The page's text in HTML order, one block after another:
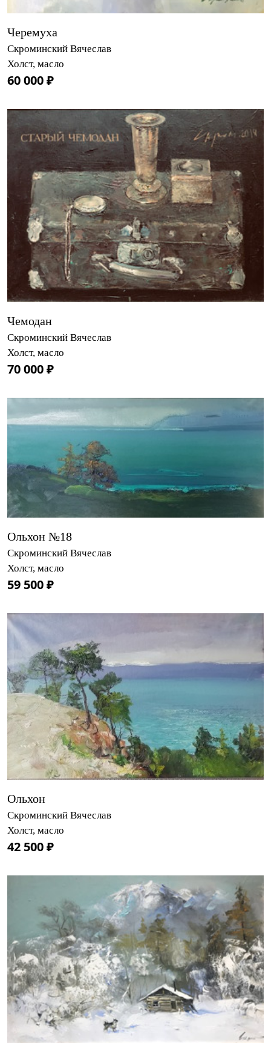
Черемуха
Скроминский Вячеслав
Холст, масло
60 000 ₽
Чемодан
Скроминский Вячеслав
Холст, масло
70 000 ₽
Ольхон №18
Скроминский Вячеслав
Холст, масло
59 500 ₽
Ольхон
Скроминский Вячеслав
Холст, масло
42 500 ₽